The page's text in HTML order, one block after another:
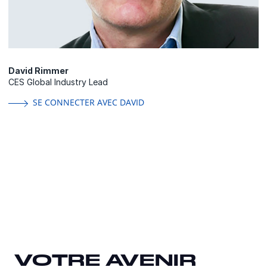
David Rimmer
CES Global Industry Lead
SE CONNECTER AVEC DAVID
VOTRE AVENIR
COMMENCE
COMMENCE